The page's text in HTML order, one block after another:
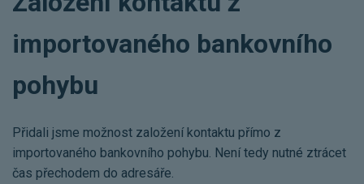
importovaného bankovního
pohybu
Přidali jsme možnost založení kontaktu přímo z
importovaného bankovního pohybu. Není tedy nutné ztrácet
čas přechodem do adresáře.